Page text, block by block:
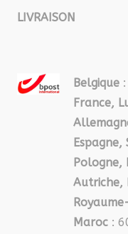
LIVRAISON
Belgique
France,
Pologne,
Autriche,
Maroc :